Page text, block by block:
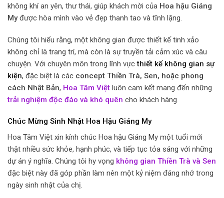
không khí an yên, thư thái, giúp khách mời của Hoa hậu Giáng
Myđược hòa mình vào vẻ đẹp thanh tao và tĩnh lặng.
Chúng tôi hiểu rằng, một không gian được thiết kế tinh xảo
không chỉ là trang trí, mà còn là sự truyền tải cảm xúc và câu
chuyện. Với chuyên môn trong lĩnh vựcthiết kế không gian sự
kiện, đặc biệt là các concept Thiền Trà, Sen, hoặc phong
cách Nhật Bản, Hoa Tâm Việt luôn cam kết mang đến những
trải nghiệm độc đáo và khó quên cho khách hàng.
Chúc Mừng Sinh Nhật Hoa Hậu Giáng My
Hoa Tâm Việt xin kính chúc Hoa hậu Giáng My một tuổi mới
thật nhiều sức khỏe, hạnh phúc, và tiếp tục tỏa sáng với những
dự án ý nghĩa. Chúng tôi hy vọng không gian Thiền Trà và Sen
đặc biệt này đã góp phần làm nên một kỷ niệm đáng nhớ trong
ngày sinh nhật của chị.